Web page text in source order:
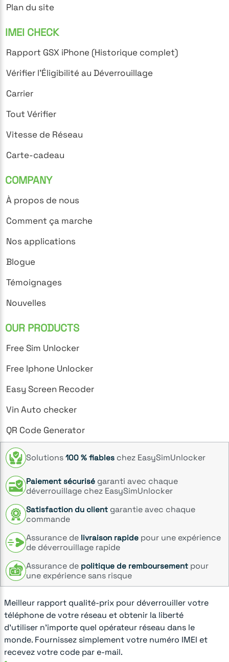
Plan du site
IMEI CHECK
Rapport GSX iPhone (Historique complet)
Vérifier l'Éligibilité au Déverrouillage
Carrier
Tout Vérifier
Vitesse de Réseau
Carte-cadeau
COMPANY
À propos de nous
Comment ça marche
Nos applications
Blogue
Témoignages
Nouvelles
OUR PRODUCTS
Free Sim Unlocker
Free Iphone Unlocker
Easy Screen Recoder
Vin Auto checker
QR Code Generator
Solutions 100 % fiables chez EasySimUnlocker
Paiement sécurisé garanti avec chaque
déverrouillage chez EasySimUnlocker
Satisfaction du client garantie avec chaque
commande
Assurance de livraison rapide pour une expérience
de déverrouillage rapide
Assurance de politique de remboursement pour
une expérience sans risque
Meilleur rapport qualité-prix pour déverrouiller votre
téléphone de votre réseau et obtenir la liberté
d'utiliser n'importe quel opérateur réseau dans le
monde. Fournissez simplement votre numéro IMEI et
recevez votre code par e-mail.